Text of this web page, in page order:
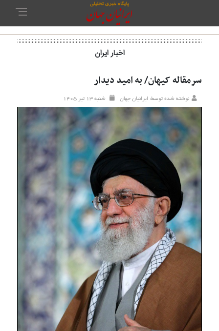
اخبار ایران
سرمقاله کیهان/ به امید دیدار
نوشته شده توسط: ایرانیان جهان شنبه ۱۳ تير ۱۴۰۵